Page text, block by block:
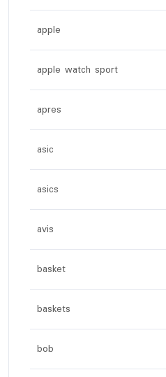
apple
apple watch sport
apres
asic
asics
avis
basket
baskets
bob